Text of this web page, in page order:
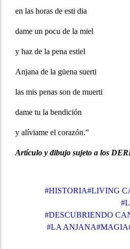
en las horas de esti dia
dame un pocu de la miel
y haz de la pena estiel
Anjana de la güena suerti
las mis penas son de muerti
dame tu la bendición
y alíviame el corazón.”
Artículo y dibujo sujeto a los
#HISTORIA#LIVING
#DESCUBRIENDO
#LA ANJANA#MAGIA